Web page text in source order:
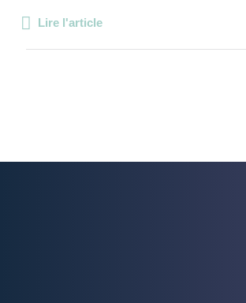
Lire l'article